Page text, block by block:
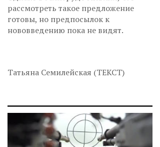
рассмотреть такое предложение
готовы, но предпосылок к
нововведению пока не видят.
Татьяна Семилейская (ТЕКСТ)